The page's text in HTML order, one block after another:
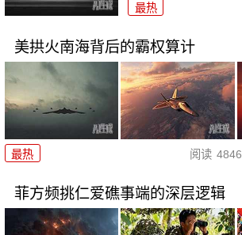
最热
美拱火南海背后的霸权算计
最热 阅读 4846
菲方频挑仁爱礁事端的深层逻辑